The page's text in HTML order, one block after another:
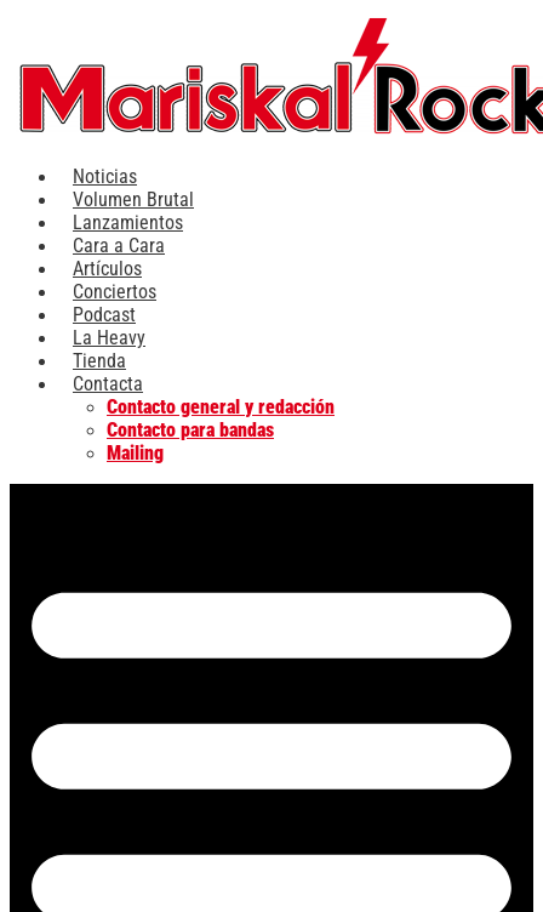
contenido
Noticias
Volumen Brutal
Lanzamientos
Cara a Cara
Artículos
Conciertos
Podcast
La Heavy
Tienda
Contacta
Contacto general y redacción
Contacto para bandas
Mailing